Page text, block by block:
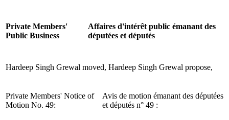
Private Members'
Public Business
Affaires d'intérêt public émanant des
députées et députés
Hardeep Singh Grewal moved, Hardeep Singh Grewal propose,
Private Members' Notice of
Motion No. 49:
Avis de motion émanant des députées
et députés n° 49 :